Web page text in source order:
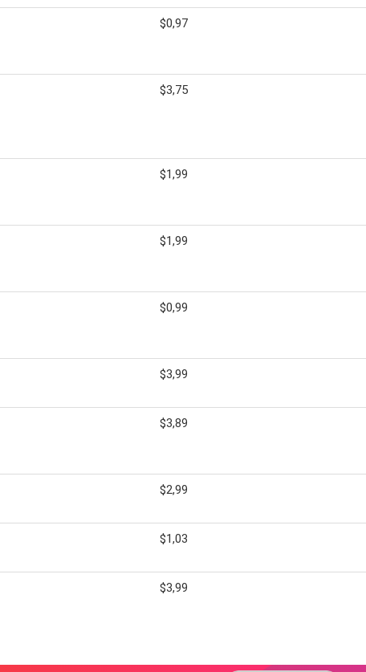
$0,97
$3,75
$1,99
$1,99
$0,99
$3,99
$3,89
$2,99
$1,03
$3,99